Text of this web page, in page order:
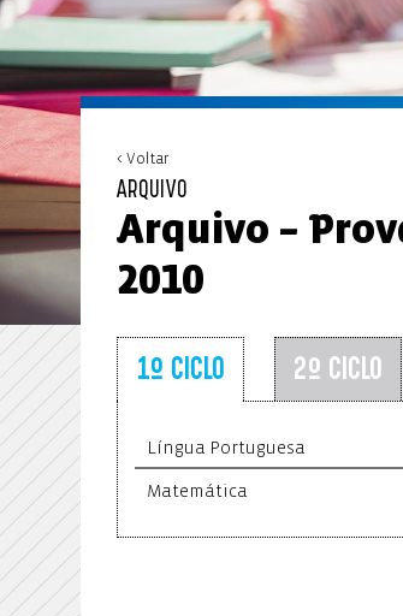
< Voltar
ARQUIVO
Arquivo –
2010
1º CICLO 2º CICLO
Língua Portuguesa
Matemática